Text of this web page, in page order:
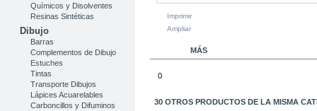
Químicos y Disolventes
Resinas Sintéticas
Dibujo
Barras
Complementos de Dibujo
Estuches
Tintas
Transporte Dibujos
Lápices Acuarelables
Carboncillos y Difuminos
Imprimir
Ampliar
MÁS
0
30 OTROS PRODUCTOS DE LA MISMA